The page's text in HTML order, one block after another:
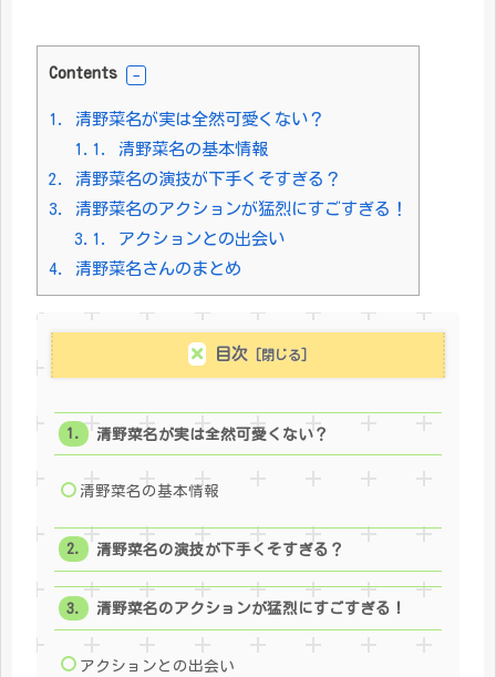
Contents
1.
清野菜名が実は全然可愛くない？
1.1.
清野菜名の基本情報
2.
清野菜名の演技が下手くそすぎる？
3.
清野菜名のアクションが猛烈にすごすぎる！
3.1.
アクションとの出会い
4.
清野菜名さんのまとめ
目次
清野菜名が実は全然可愛くない？
清野菜名の基本情報
清野菜名の演技が下手くそすぎる？
清野菜名のアクションが猛烈にすごすぎる！
アクションとの出会い